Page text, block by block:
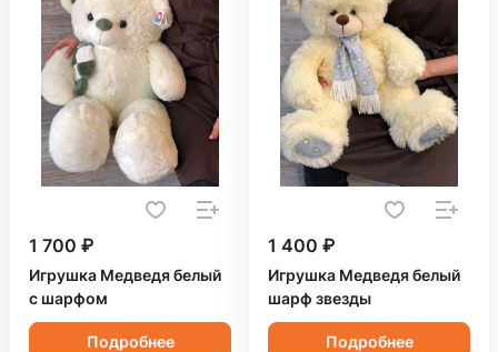
1 700 ₽
Игрушка Медведя белый
с шарфом
Подробнее
1 400 ₽
Игрушка Медведя белый
шарф звезды
Подробнее